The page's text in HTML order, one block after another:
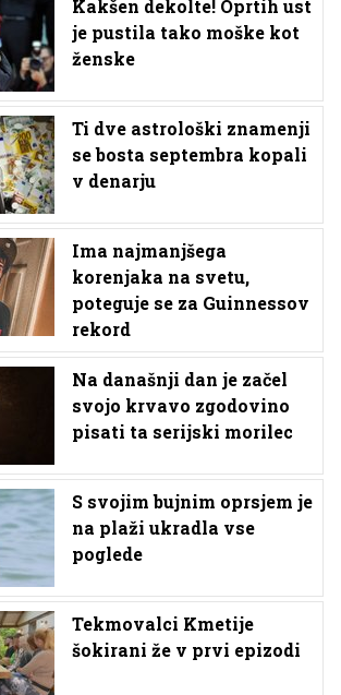
Kakšen dekolte! Oprtih ust
je pustila tako moške kot
ženske
Ti dve astrološki znamenji
se bosta septembra kopali
v denarju
Ima najmanjšega
korenjaka na svetu,
poteguje se za Guinnessov
rekord
Na današnji dan je začel
svojo krvavo zgodovino
pisati ta serijski morilec
S svojim bujnim oprsjem je
na plaži ukradla vse
poglede
Tekmovalci Kmetije
šokirani že v prvi epizodi